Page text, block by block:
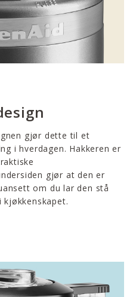
gjør dette til et
i hverdagen. Hakkeren er
gjør at den er
om du lar den stå
kjøkkenskapet.